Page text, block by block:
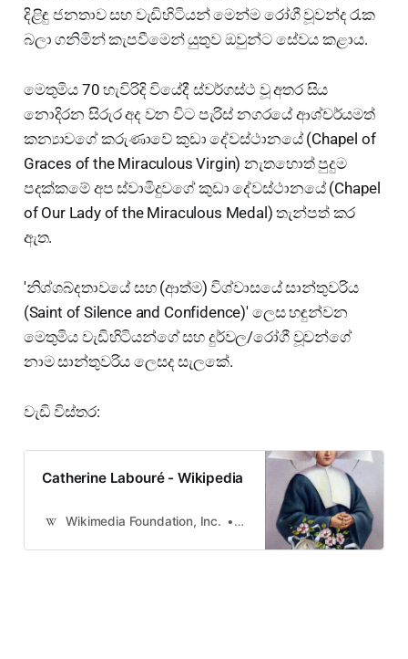
දිළිඳු ජනතාව සහ වැඩිහිටියන් මෙන්ම රෝගී වූවන්ද රැක
බලා ගනිමින් කැපවීමෙන් යුතුව ඔවුන්ට සේවය කළාය.
මෙතුමිය 70 හැවිරිදි වියේදී ස්වර්ගස්ථ වූ අතර සිය
නොදිරන සිරුර අද වන විට පැරිස් නගරයේ ආශ්චර්යමත්
කන්‍යාවගේ කරුණාවේ කුඩා දේවස්ථානයේ (Chapel of
Graces of the Miraculous Virgin) නැතහොත් පුදුම
පදක්කමේ අප ස්වාමිදුවගේ කුඩා දේවස්ථානයේ (Chapel
of Our Lady of the Miraculous Medal) තැන්පත් කර
ඇත.
'නිශ්ශබ්දතාවයේ සහ (ආත්ම) විශ්වාසයේ සාන්තුවරිය
(Saint of Silence and Confidence)' ලෙස හඳුන්වන
මෙතුමිය වැඩිහිටියන්ගේ සහ දුර්වල/‍රෝගී වූවන්ගේ
නාම සාන්තුවරිය ලෙසද සැලකේ.
වැඩි විස්තර:
Catherine Labouré - Wikipedia
Wikimedia Foundation, Inc. Contributors to Wikimedia